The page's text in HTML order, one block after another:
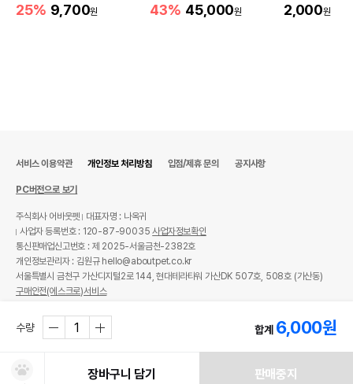
오메가6
원료구성
권장 연령 3개월 이상
* 브랜드사에서 제공한 정보로 모든 책임은 브랜드사에 있습니다.
* 해당 정보는 브랜드사 사정에 의해 일부 변경될 수 있습니다.
상품 필수 정보
품명 및 모델명
받았음을 확인할수 있는
경우 그에 대한 사항
상세페이지 참조
25% 9,700원 43% 45,000원 2,000원
수량 합계 6,000원
장바구니 담기 판매중지
서비스 이용약관 개인정보 처리방침 입점/제휴 문의 공지사항
PC버전으로 보기
주식회사 어바웃펫
대표자명 : 나옥귀
사업자 등록번호 : 120-87-90035사업자정보확인
통신판매업신고번호 : 제 2025-서울금천-2382호
개인정보관리자 : 김원규 hello@aboutpet.co.kr
서울특별시 금천구 가산디지털2로 144, 현대테라타워 가산DK 507호, 508호 (가산동)
구매안전(에스크로)서비스